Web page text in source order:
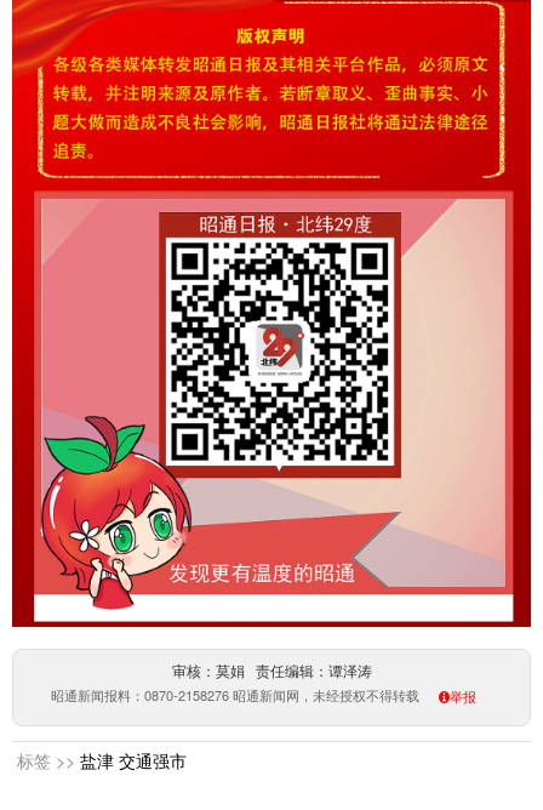
审核：莫娟 责任编辑：谭泽涛
昭通新闻报料：0870-2158276 昭通新闻网，未经授权不得转载 举报
标签 >> 盐津 交通强市